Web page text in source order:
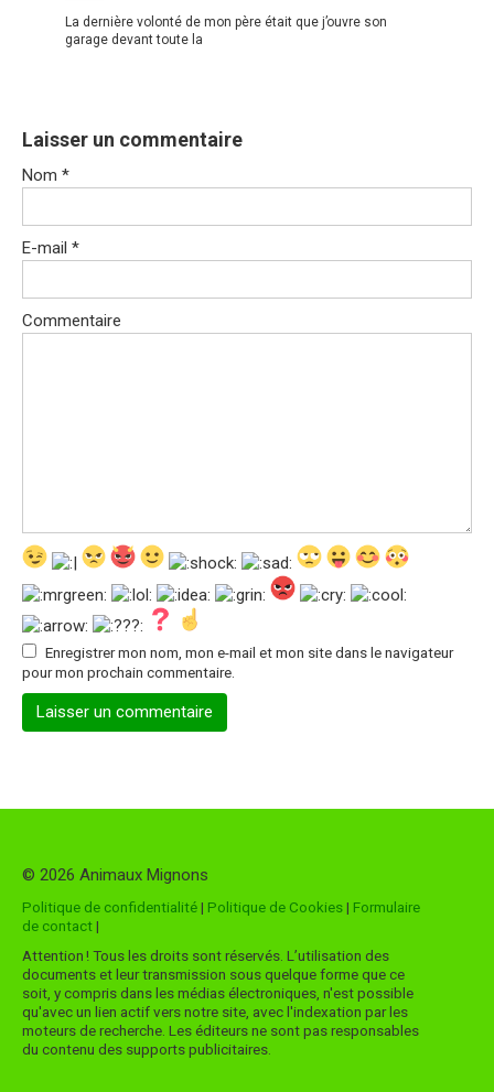
La dernière volonté de mon père était que j’ouvre son
garage devant toute la
Laisser un commentaire
Nom *
E-mail *
Commentaire
Enregistrer mon nom, mon e-mail et mon site dans le navigateur
pour mon prochain commentaire.
© 2026 Animaux Mignons
Politique de confidentialité| Politique de Cookies| Formulaire
de contact|
Attention ! Tous les droits sont réservés. L’utilisation des
documents et leur transmission sous quelque forme que ce
soit, y compris dans les médias électroniques, n'est possible
qu'avec un lien actif vers notre site, avec l'indexation par les
moteurs de recherche. Les éditeurs ne sont pas responsables
du contenu des supports publicitaires.